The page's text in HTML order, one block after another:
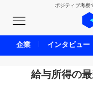
ポジティブ考察
給与所得の
企業 インタビュー